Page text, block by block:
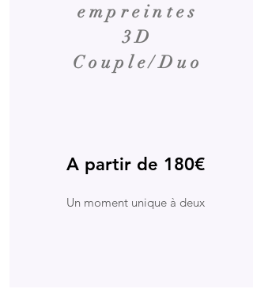
empreintes
3D
Couple/Duo
A partir de 180€
Un moment unique à deux